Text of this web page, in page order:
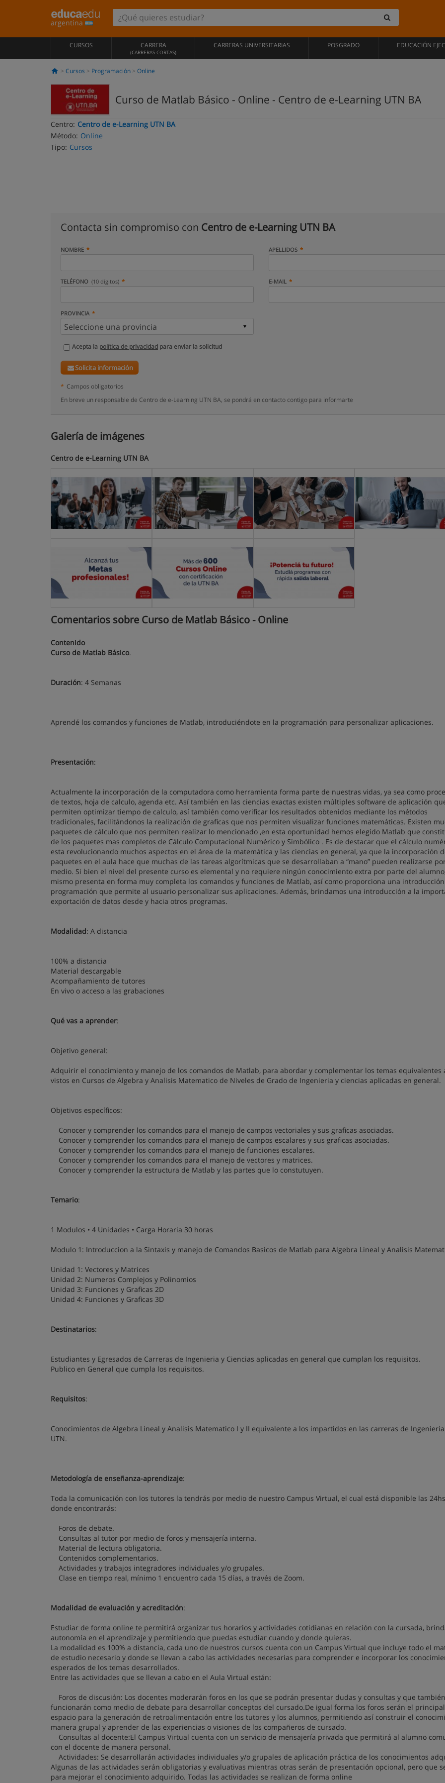
argentina
CURSOS CARRERA
(CARRERAS CORTAS)
CARRERAS UNIVERSITARIAS POSGRADO EDUCACIÓN
Cursos Programación Online
Curso de Matlab Básico - Online - Centro de e-Learning UTN BA
Centro: Centro de e-Learning UTN BA
Método: Online
Tipo: Cursos
Contacta sin compromiso con Centro de e-Learning UTN BA
NOMBRE APELLIDOS
TELÉFONO (10 dígitos) E-MAIL
PROVINCIA
Acepta la política de privacidad para enviar la solicitud
Solicita información
* Campos obligatorios
En breve un responsable de Centro de e-Learning UTN BA, se pondrá en contacto contigo para informarte
Galería de imágenes
Centro de e-Learning UTN BA
Comentarios sobre Curso de Matlab Básico - Online
Contenido
Curso de Matlab Básico.
Duración: 4 Semanas
Aprendé los comandos y funciones de Matlab, introduciéndote en la programación para personalizar aplicaciones.
Presentación:
Actualmente la incorporación de la computadora como herramienta forma parte de nuestras vidas, ya sea como
de textos, hoja de calculo, agenda etc. Así también en las ciencias exactas existen múltiples software de aplicación
permiten optimizar tiempo de calculo, así también como verificar los resultados obtenidos mediante los métodos
tradicionales, facilitándonos la realización de graficas que nos permiten visualizar funciones matemáticas. Existen
paquetes de cálculo que nos permiten realizar lo mencionado ,en esta oportunidad hemos elegido Matlab que
de los paquetes mas completos de Cálculo Computacional Numérico y Simbólico . Es de destacar que el cálculo
esta revolucionando muchos aspectos en el área de la matemática y las ciencias en general, ya que la incorporación
paquetes en el aula hace que muchas de las tareas algorítmicas que se desarrollaban a “mano” pueden realizarse
medio. Si bien el nivel del presente curso es elemental y no requiere ningún conocimiento extra por parte del
mismo presenta en forma muy completa los comandos y funciones de Matlab, así como proporciona una
programación que permite al usuario personalizar sus aplicaciones. Además, brindamos una introducción a la
exportación de datos desde y hacia otros programas.
Modalidad: A distancia
100% a distancia
Material descargable
Acompañamiento de tutores
En vivo o acceso a las grabaciones
Qué vas a aprender:
Objetivo general:
Adquirir el conocimiento y manejo de los comandos de Matlab, para abordar y complementar los temas equivalentes
vistos en Cursos de Algebra y Analisis Matematico de Niveles de Grado de Ingenieria y ciencias aplicadas en general.
Objetivos específicos:
Conocer y comprender los comandos para el manejo de campos vectoriales y sus graficas asociadas.
Conocer y comprender los comandos para el manejo de campos escalares y sus graficas asociadas.
Conocer y comprender los comandos para el manejo de funciones escalares.
Conocer y comprender los comandos para el manejo de vectores y matrices.
Conocer y comprender la estructura de Matlab y las partes que lo constutuyen.
Temario:
1 Modulos • 4 Unidades • Carga Horaria 30 horas
Modulo 1: Introduccion a la Sintaxis y manejo de Comandos Basicos de Matlab para Algebra Lineal y Analisis
Unidad 1: Vectores y Matrices
Unidad 2: Numeros Complejos y Polinomios
Unidad 3: Funciones y Graficas 2D
Unidad 4: Funciones y Graficas 3D
Destinatarios:
Estudiantes y Egresados de Carreras de Ingenieria y Ciencias aplicadas en general que cumplan los requisitos.
Publico en General que cumpla los requisitos.
Requisitos:
Conocimientos de Algebra Lineal y Analisis Matematico I y II equivalente a los impartidos en las carreras de
UTN.
Metodología de enseñanza-aprendizaje:
Toda la comunicación con los tutores la tendrás por medio de nuestro Campus Virtual, el cual está disponible las
donde encontrarás:
Foros de debate.
Consultas al tutor por medio de foros y mensajería interna.
Material de lectura obligatoria.
Contenidos complementarios.
Actividades y trabajos integradores individuales y/o grupales.
Clase en tiempo real, mínimo 1 encuentro cada 15 días, a través de Zoom.
Modalidad de evaluación y acreditación:
Estudiar de forma online te permitirá organizar tus horarios y actividades cotidianas en relación con la cursada,
autonomía en el aprendizaje y permitiendo que puedas estudiar cuando y donde quieras.
La modalidad es 100% a distancia, cada uno de nuestros cursos cuenta con un Campus Virtual que incluye todo el
de estudio necesario y donde se llevan a cabo las actividades necesarias para comprender e incorporar los
esperados de los temas desarrollados.
Entre las actividades que se llevan a cabo en el Aula Virtual están:
Foros de discusión: Los docentes moderarán foros en los que se podrán presentar dudas y consultas y que también
funcionarán como medio de debate para desarrollar conceptos del cursado.De igual forma los foros serán el principal
espacio para la generación de retroalimentación entre los tutores y los alumnos, permitiendo así construir el
manera grupal y aprender de las experiencias o visiones de los compañeros de cursado.
Consultas al docente:El Campus Virtual cuenta con un servicio de mensajería privada que permitirá al alumno
con el docente de manera personal.
Actividades: Se desarrollarán actividades individuales y/o grupales de aplicación práctica de los conocimientos
Algunas de las actividades serán obligatorias y evaluativas mientras otras serán de presentación opcional, pero que
para mejorar el conocimiento adquirido. Todas las actividades se realizan de forma online